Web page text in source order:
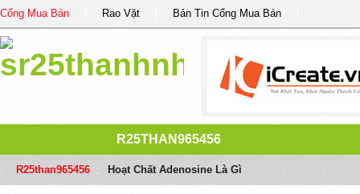
Cổng Mua Bán Rao Vặt Bản Tin Cổng Mua Bán
R25THAN965456
R25than965456 Hoạt Chất Adenosine Là Gì